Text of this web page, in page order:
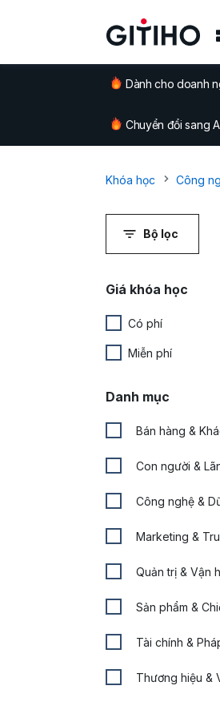
Dành cho doanh
Chuyển đổi sang
Khóa học Công
Bộ lọc
Giá khóa học
Có phí
Miễn phí
Danh mục
Bán hàng &
Con người &
Công nghệ &
Marketing &
Quản trị & Vận
Sản phẩm &
Tài chính &
Thương hiệu &